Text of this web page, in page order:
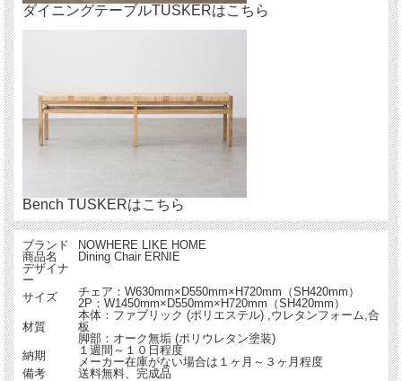
ダイニングテーブルTUSKERはこちら
Bench TUSKERはこちら
ブランド
NOWHERE LIKE HOME
商品名
Dining Chair ERNIE
デザイナ
ー
サイズ
チェア：W630mm×D550mm×H720mm（SH420mm）
2P：W1450mm×D550mm×H720mm（SH420mm）
材質
本体：ファブリック (ポリエステル) ,ウレタンフォーム,合
板
脚部：オーク無垢 (ポリウレタン塗装)
納期
１週間～１０日程度
メーカー在庫がない場合は１ヶ月～３ヶ月程度
備考
送料無料、完成品